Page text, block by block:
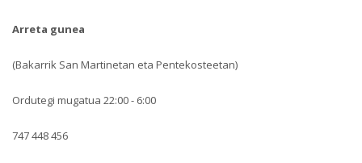
Arreta gunea
(Bakarrik San Martinetan eta Pentekosteetan)
Ordutegi mugatua 22:00 - 6:00
747 448 456